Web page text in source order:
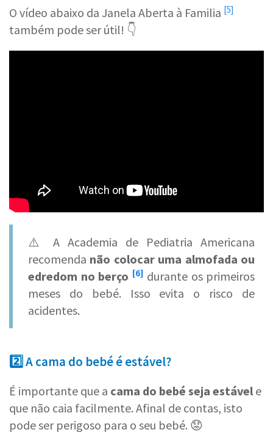
O vídeo abaixo da Janela Aberta à Familia [5]
também pode ser útil! 👇
⚠️ A Academia de Pediatria Americana
recomenda não colocar uma almofada ou
edredom no berço [6] durante os primeiros
meses
do bebé. Isso evita o risco de
acidentes.
2️⃣ A cama do bebé é estável?
É importante que a cama do bebé seja estável e
que não caia facilmente. Afinal de contas, isto
pode ser perigoso para o seu bebé. 😟